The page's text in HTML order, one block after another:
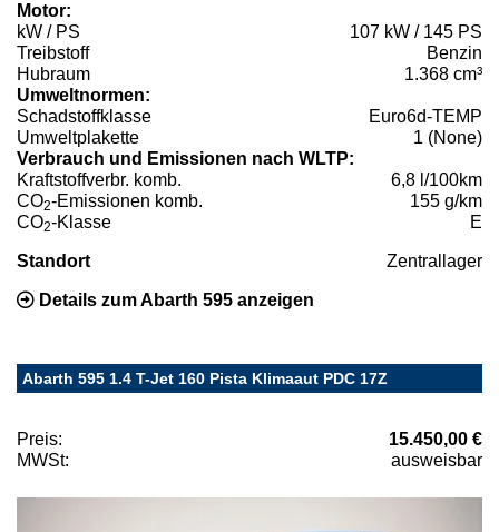
Motor:
kW / PS
107 kW / 145 PS
Treibstoff
Benzin
Hubraum
1.368 cm³
Umweltnormen:
Schadstoffklasse
Euro6d-TEMP
Umweltplakette
1 (None)
Verbrauch und Emissionen nach WLTP:
Kraftstoffverbr. komb.
6,8 l/100km
CO2-Emissionen komb.
155 g/km
CO2-Klasse E
Standort Zentrallager
Details zum Abarth 595 anzeigen
Abarth 595 1.4 T-Jet 160 Pista Klimaaut PDC 17Z
Preis:
15.450,00 €
MWSt:
ausweisbar